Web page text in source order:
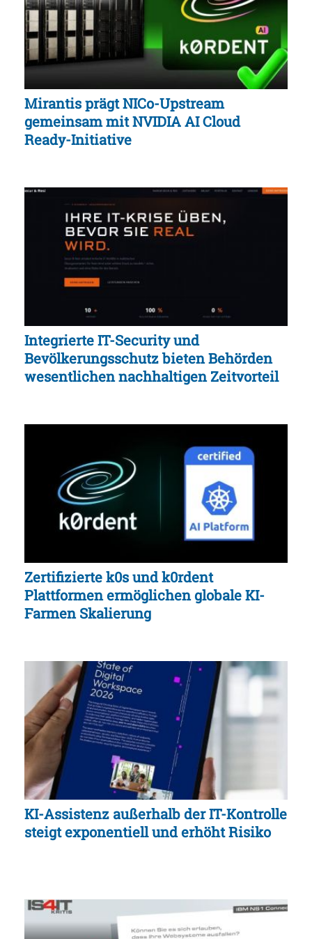
Mirantis prägt NICo-Upstream
gemeinsam mit NVIDIA AI Cloud
Ready-Initiative
Integrierte IT-Security und
Bevölkerungsschutz bieten Behörden
wesentlichen nachhaltigen Zeitvorteil
Zertifizierte k0s und k0rdent
Plattformen ermöglichen globale KI-
Farmen Skalierung
KI-Assistenz außerhalb der IT-Kontrolle
steigt exponentiell und erhöht Risiko